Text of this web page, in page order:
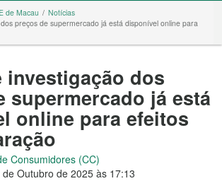
de Macau
Notícias
preços de supermercado já está disponível online para
investigação dos
supermercado já está
online para efeitos
Consumidores (CC)
de Outubro de 2025 às 17:13